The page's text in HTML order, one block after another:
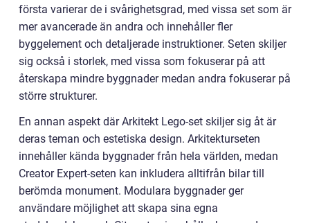
första varierar de i svårighetsgrad, med vissa set som är
mer avancerade än andra och innehåller fler
byggelement och detaljerade instruktioner. Seten skiljer
sig också i storlek, med vissa som fokuserar på att
återskapa mindre byggnader medan andra fokuserar på
större strukturer.
En annan aspekt där Arkitekt Lego-set skiljer sig åt är
deras teman och estetiska design. Arkitekturseten
innehåller kända byggnader från hela världen, medan
Creator Expert-seten kan inkludera alltifrån bilar till
berömda monument. Modulara byggnader ger
användare möjlighet att skapa sina egna